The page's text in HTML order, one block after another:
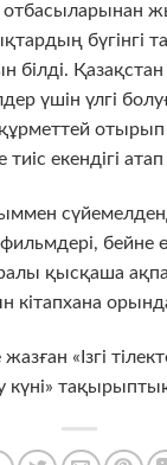
бүгінгі
Қазақстан
үшін үлгі
отырып
тиіс екендігі атап
қысқаша
кітапхана
«Ізгі
күні»